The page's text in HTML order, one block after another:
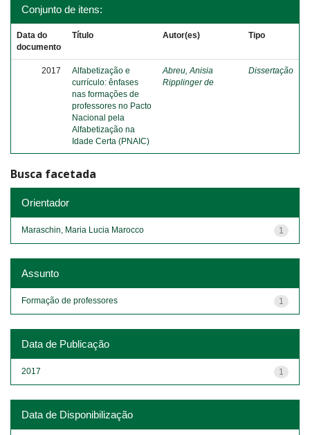
Conjunto de itens:
Data do
documento
Título Autor(es) Tipo
2017
Alfabetização e
currículo: ênfases
nas formações de
professores no Pacto
Nacional pela
Alfabetização na
Idade Certa (PNAIC)
Abreu, Anisia
Ripplinger de
Dissertação
Busca facetada
Orientador
1
Maraschin, Maria Lucia Marocco
Assunto
1
Formação de professores
Data de Publicação
1
2017
Data de Disponibilização